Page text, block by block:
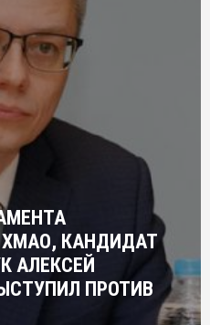
ХМАО, КАНДИДАТ
АЛЕКСЕЙ
ПРОТИВ